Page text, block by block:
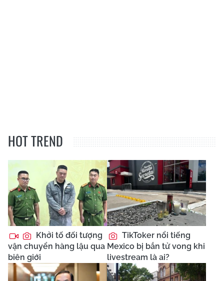
HOT TREND
Khởi tố đối tượng
vận chuyển hàng lậu qua
biên giới
TikToker nổi tiếng
Mexico bị bắn tử vong khi
livestream là ai?